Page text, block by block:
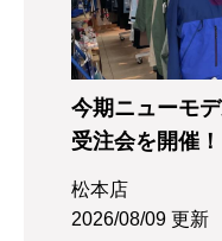
今期ニューモ
受注会を開催！
松本店
2026/08/09 更新